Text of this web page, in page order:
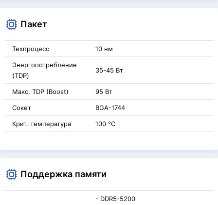
Пакет
Техпроцесс 10 нм
Энергопотребление
(TDP)
35-45 Вт
Макс. TDP (Boost) 95 Вт
Сокет BGA-1744
Крит. температура 100 °C
Поддержка памяти
- DDR5-5200